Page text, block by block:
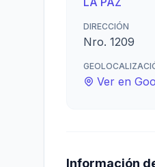
DIRECCIÓN
Nro. 1209
Ver en
Información